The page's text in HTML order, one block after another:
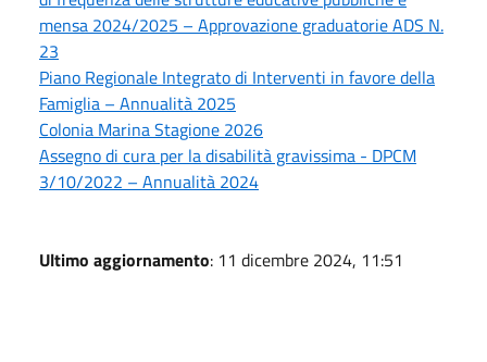
mensa 2024/2025 – Approvazione graduatorie ADS N.
23
Piano Regionale Integrato di Interventi in favore della
Famiglia – Annualità 2025
Colonia Marina Stagione 2026
Assegno di cura per la disabilità gravissima - DPCM
3/10/2022 – Annualità 2024
Ultimo aggiornamento: 11 dicembre 2024, 11:51